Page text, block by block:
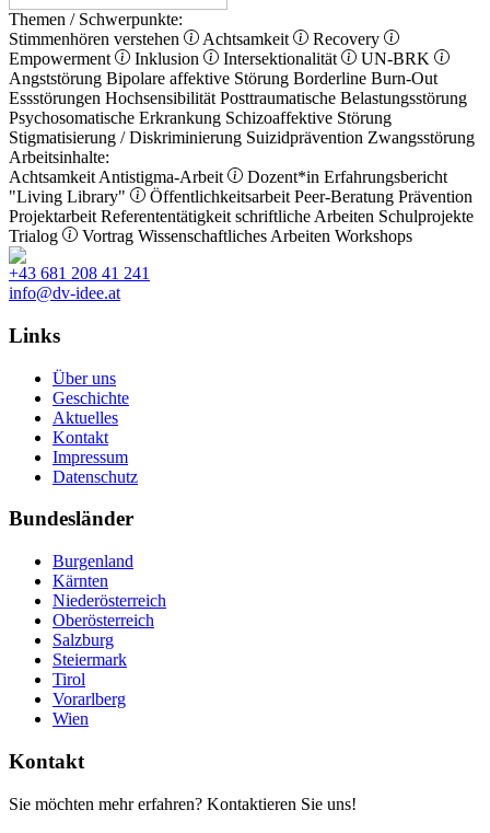
Themen / Schwerpunkte:
Stimmenhören verstehen
Achtsamkeit
Recovery
Empowerment
Inklusion Intersektionalität
UN-BRK
Angststörung Bipolare affektive Störung Borderline Burn-Out
Essstörungen Hochsensibilität Posttraumatische Belastungsstörung
Psychosomatische Erkrankung Schizoaffektive Störung
Stigmatisierung / Diskriminierung Suizidprävention Zwangsstörung
Arbeitsinhalte:
Achtsamkeit Antistigma-Arbeit Dozent*in Erfahrungsbericht
"Living Library"
Öffentlichkeitsarbeit Peer-Beratung Prävention
Projektarbeit Referententätigkeit schriftliche Arbeiten Schulprojekte
Trialog
Vortrag Wissenschaftliches Arbeiten Workshops
+43 681 208 41 241
info@dv-idee.at
Links
Über uns
Geschichte
Aktuelles
Kontakt
Impressum
Datenschutz
Bundesländer
Burgenland
Kärnten
Niederösterreich
Oberösterreich
Salzburg
Steiermark
Tirol
Vorarlberg
Wien
Kontakt
Sie möchten mehr erfahren? Kontaktieren Sie uns!